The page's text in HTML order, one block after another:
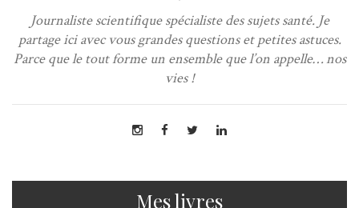
Journaliste scientifique spécialiste des sujets santé. Je
partage ici avec vous grandes questions et petites astuces.
Parce que le tout forme un ensemble que l’on appelle… nos
vies !
Mes livres